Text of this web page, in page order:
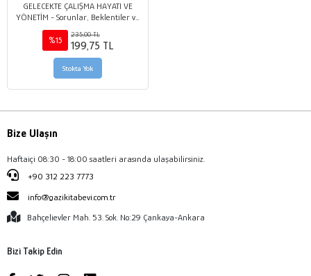
GELECEKTE ÇALIŞMA HAYATI VE
YÖNETİM - Sorunlar, Beklentiler ve
Dönüşümler
%15
235,00 TL
199,75 TL
Stokta Yok
Bize Ulaşın
Haftaiçi 08:30 - 18:00 saatleri arasında ulaşabilirsiniz.
+90 312 223 7773
info@gazikitabevi.com.tr
Bahçelievler Mah. 53. Sok. No:29 Çankaya-Ankara
Bizi Takip Edin